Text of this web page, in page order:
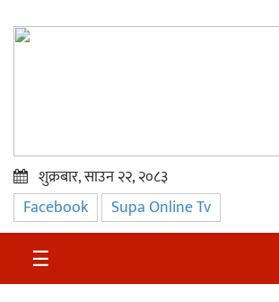
प्रमुख
समाचार
सुदुर
शुक्रबार, साउन २२, २०८३
Facebook Supa Online Tv
☰